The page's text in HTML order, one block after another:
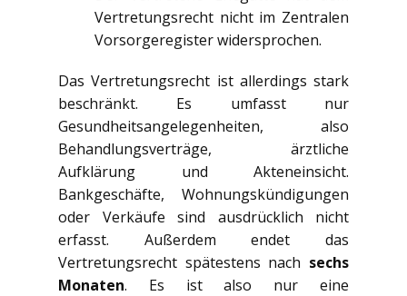
Vertretungsrecht nicht im Zentralen
Vorsorgeregister widersprochen.
Das Vertretungsrecht ist allerdings stark
beschränkt. Es umfasst nur
Gesundheitsangelegenheiten, also
Behandlungsverträge, ärztliche
Aufklärung und Akteneinsicht.
Bankgeschäfte, Wohnungskündigungen
oder Verkäufe sind ausdrücklich nicht
erfasst. Außerdem endet das
Vertretungsrecht spätestens nach sechs
Monaten. Es ist also nur eine